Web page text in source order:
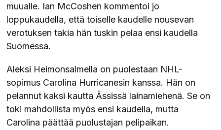
muualle. Ian McCoshen kommentoi jo
loppukaudella, että toiselle kaudelle nousevan
verotuksen takia hän tuskin pelaa ensi kaudella
Suomessa.
Aleksi Heimonsalmella on puolestaan NHL-
sopimus Carolina Hurricanesin kanssa. Hän on
pelannut kaksi kautta Ässissä lainamiehenä. Se on
toki mahdollista myös ensi kaudella, mutta
Carolina päättää puolustajan pelipaikan.